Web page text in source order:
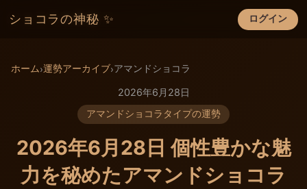
ショコラの神秘 ✨ ログイン
×
ホーム›運勢アーカイブ›アマンドショコラ
2026年6月28日
アマンドショコラタイプの運勢
2026年6月28日 個性豊かな魅
力を秘めたアマンドショコラ